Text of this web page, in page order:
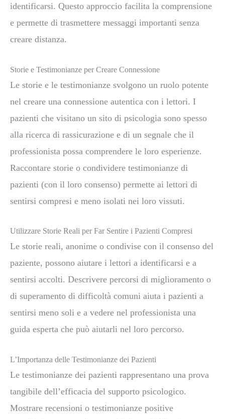
identificarsi. Questo approccio facilita la comprensione
e permette di trasmettere messaggi importanti senza
creare distanza.
Storie e Testimonianze per Creare Connessione
Le storie e le testimonianze svolgono un ruolo potente
nel creare una connessione autentica con i lettori. I
pazienti che visitano un sito di psicologia sono spesso
alla ricerca di rassicurazione e di un segnale che il
professionista possa comprendere le loro esperienze.
Raccontare storie o condividere testimonianze di
pazienti (con il loro consenso) permette ai lettori di
sentirsi compresi e meno isolati nei loro vissuti.
Utilizzare Storie Reali per Far Sentire i Pazienti Compresi
Le storie reali, anonime o condivise con il consenso del
paziente, possono aiutare i lettori a identificarsi e a
sentirsi accolti. Descrivere percorsi di miglioramento o
di superamento di difficoltà comuni aiuta i pazienti a
sentirsi meno soli e a vedere nel professionista una
guida esperta che può aiutarli nel loro percorso.
L’Importanza delle Testimonianze dei Pazienti
Le testimonianze dei pazienti rappresentano una prova
tangibile dell’efficacia del supporto psicologico.
Mostrare recensioni o testimonianze positive